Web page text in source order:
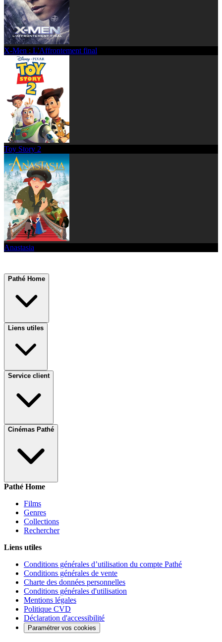
X-Men : L'Affrontement final
Toy Story 2
Anastasia
Pathé Home
Liens utiles
Service client
Cinémas Pathé
Pathé Home
Films
Genres
Collections
Rechercher
Liens utiles
Conditions générales d’utilisation du compte Pathé
Conditions générales de vente
Charte des données personnelles
Conditions générales d'utilisation
Mentions légales
Politique CVD
Déclaration d'accessibilité
Paramétrer vos cookies